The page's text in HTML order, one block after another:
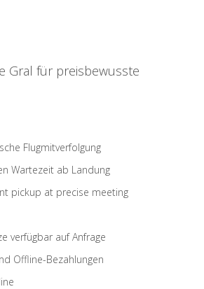
Gral für preisbewusste
Flugmitverfolgung
Wartezeit ab Landung
pickup at precise meeting
verfügbar auf Anfrage
Offline-Bezahlungen